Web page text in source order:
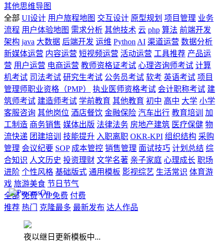
其他思维导图
全部 UI设计 用户旅程地图 交互设计 原型规划 项目管理 业务
流程 用户体验地图 需求分析 其他技术 云 php 算法 前端开发
架构 java 大数据 后端开发 运维 Python AI 渠道运营 数据分析
新媒体运营 内容运营 短视频运营 活动运营 工具推荐 产品运
营 用户运营 电商运营 教师资格证考试 心理咨询师考试 计算
机考试 司法考试 研究生考试 公务员考试 软考 英语考试 项目
管理师职业资格（PMP）
执业医师资格考试 会计职称考试 建
筑师考试 建造师考试 学前教育 其他教育 初中 高中 大学 小学
客服咨询 其他岗位 酒店餐饮 金融保险 汽车出行 教育培训
加
工制造 商务销售 媒体出版 法律法务 房地产建筑 医疗保健 物
流快递 团建培训 技能提升 入职离职 OKR-KPI 组织结构 采购
管理 会议纪要 SOP 成本管控 销售管理 面试技巧 计划总结 综
合知识 人文历史 投资理财 文学名著 亲子家庭 心理成长 职场
进阶 个性风格 基础版式 通用模板 影视综艺 生活常识 体育游
戏 旅游美食 节日节气
全部 免费 VIP免费 付费
推荐 热门 克隆最多 最新发布 达人作品
夜以继日更新模板中...